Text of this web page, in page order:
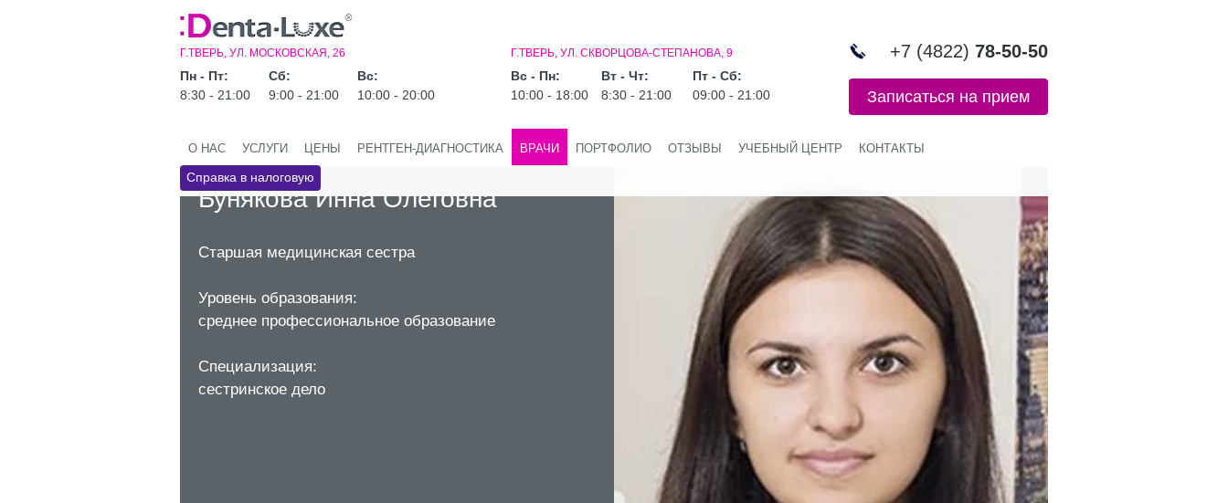
Г.ТВЕРЬ, УЛ. МОСКОВСКАЯ, 26
Пн - Пт:
8:30 - 21:00
Сб:
9:00 - 21:00
Вс:
10:00 - 20:00
Г.ТВЕРЬ, УЛ. СКВОРЦОВА-СТЕПАНОВА, 9
Вс - Пн:
10:00 - 18:00
Вт - Чт:
8:30 - 21:00
Пт - Сб:
09:00 - 21:00
+7 (4822) 78-50-50
Записаться на прием
О НАС УСЛУГИ ЦЕНЫ РЕНТГЕН-ДИАГНОСТИКА ВРАЧИ ПОРТФОЛИО ОТЗЫВЫ УЧЕБНЫЙ ЦЕНТР КОНТАКТЫ
Справка в налоговую
Бунякова Инна Олеговна
Старшая медицинская сестра
Уровень образования:
среднее профессиональное образование
Специализация:
сестринское дело